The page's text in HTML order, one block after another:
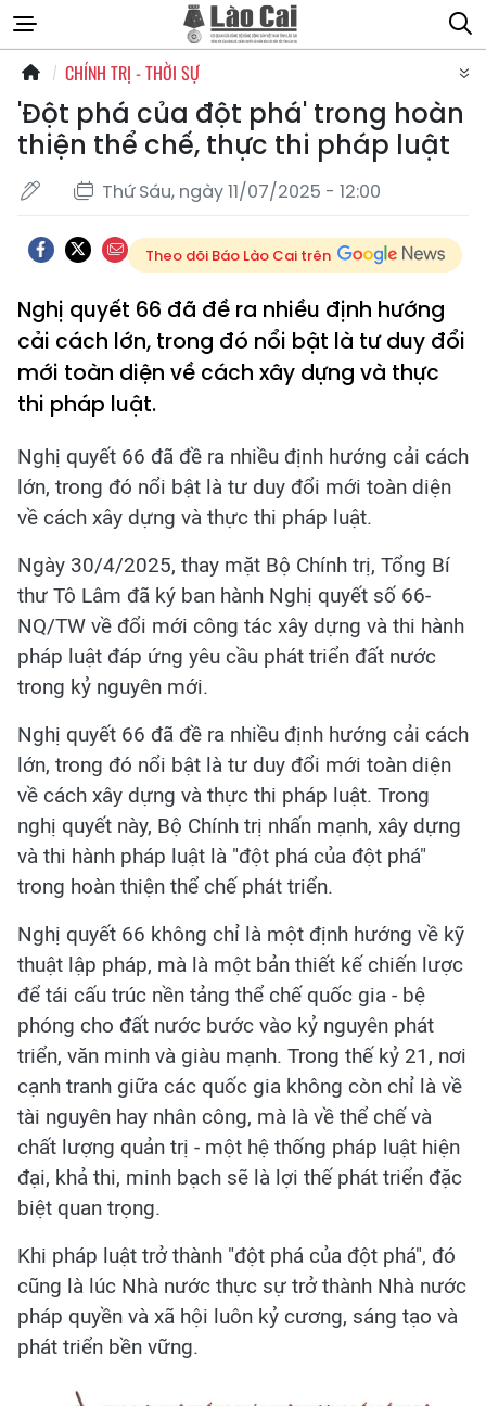
CHÍNH TRỊ - THỜI SỰ
'Đột phá của đột phá' trong hoàn
thiện thể chế, thực thi pháp luật
Thứ Sáu, ngày 11/07/2025 - 12:00
Theo dõi Báo Lào Cai trên
Nghị quyết 66 đã đề ra nhiều định hướng
cải cách lớn, trong đó nổi bật là tư duy đổi
mới toàn diện về cách xây dựng và thực
thi pháp luật.
Nghị quyết 66 đã đề ra nhiều định hướng cải cách
lớn, trong đó nổi bật là tư duy đổi mới toàn diện
về cách xây dựng và thực thi pháp luật.
Ngày 30/4/2025, thay mặt Bộ Chính trị, Tổng Bí
thư Tô Lâm đã ký ban hành Nghị quyết số 66-
NQ/TW về đổi mới công tác xây dựng và thi hành
pháp luật đáp ứng yêu cầu phát triển đất nước
trong kỷ nguyên mới.
Nghị quyết 66 đã đề ra nhiều định hướng cải cách
lớn, trong đó nổi bật là tư duy đổi mới toàn diện
về cách xây dựng và thực thi pháp luật. Trong
nghị quyết này, Bộ Chính trị nhấn mạnh, xây dựng
và thi hành pháp luật là "đột phá của đột phá"
trong hoàn thiện thể chế phát triển.
Nghị quyết 66 không chỉ là một định hướng về kỹ
thuật lập pháp, mà là một bản thiết kế chiến lược
để tái cấu trúc nền tảng thể chế quốc gia - bệ
phóng cho đất nước bước vào kỷ nguyên phát
triển, văn minh và giàu mạnh. Trong thế kỷ 21, nơi
cạnh tranh giữa các quốc gia không còn chỉ là về
tài nguyên hay nhân công, mà là về thể chế và
chất lượng quản trị - một hệ thống pháp luật hiện
đại, khả thi, minh bạch sẽ là lợi thế phát triển đặc
biệt quan trọng.
Khi pháp luật trở thành "đột phá của đột phá", đó
cũng là lúc Nhà nước thực sự trở thành Nhà nước
pháp quyền và xã hội luôn kỷ cương, sáng tạo và
phát triển bền vững.